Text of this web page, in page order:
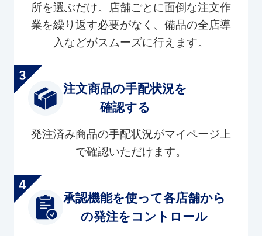
所を選ぶだけ。店舗ごとに面倒な注文作
業を繰り返す必要がなく、備品の全店導
入などがスムーズに行えます。
注文商品の手配状況を
確認する
発注済み商品の手配状況がマイページ上
で確認いただけます。
承認機能を使って各店舗から
の発注をコントロール